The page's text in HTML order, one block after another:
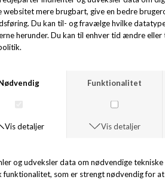
WOOD BIRD
BEAM SPORTS TEE